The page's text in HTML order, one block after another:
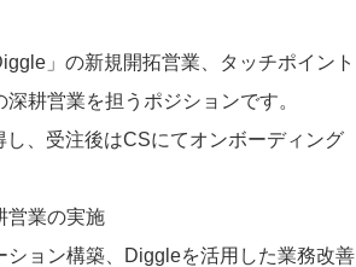
」の新規開拓営業、タッチポイント
耕営業を担うポジションです。
、受注後はCSにてオンボーディング
営業の実施
ョン構築、Diggleを活用した業務改善